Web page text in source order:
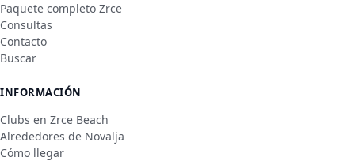
Paquete completo Zrce
Consultas
Contacto
Buscar
INFORMACIÓN
Clubs en Zrce Beach
Alrededores de Novalja
Cómo llegar